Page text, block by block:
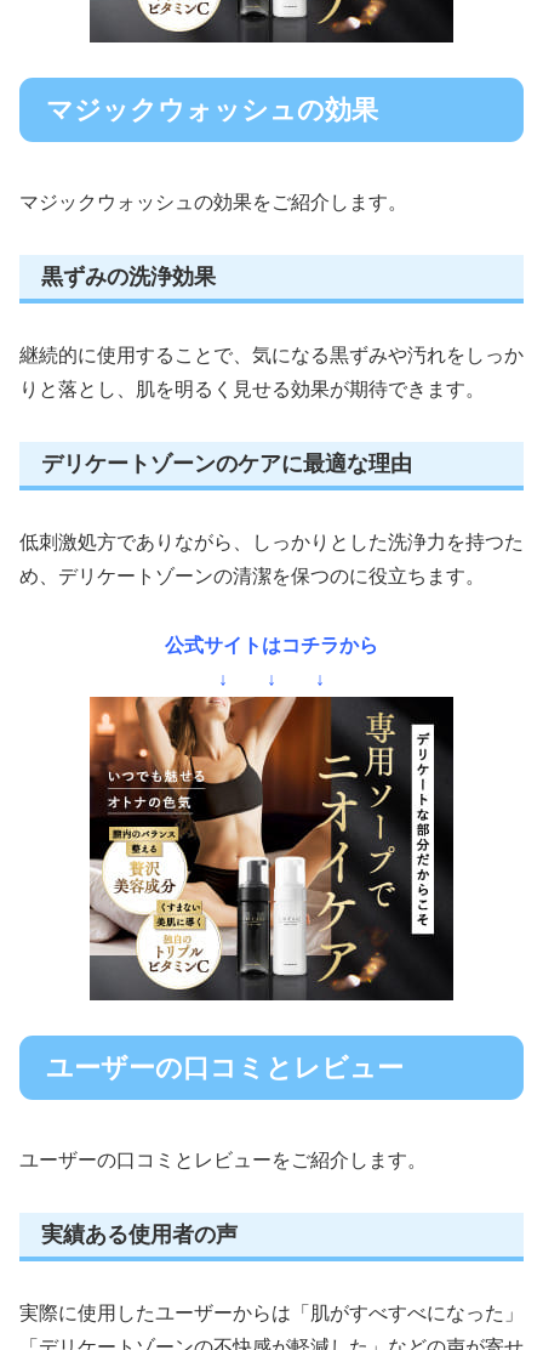
マジックウォッシュの効果
マジックウォッシュの効果をご紹介します。
黒ずみの洗浄効果
継続的に使用することで、気になる黒ずみや汚れをしっか
りと落とし、肌を明るく見せる効果が期待できます。
デリケートゾーンのケアに最適な理由
低刺激処方でありながら、しっかりとした洗浄力を持つた
め、デリケートゾーンの清潔を保つのに役立ちます。
公式サイトはコチラから
↓ ↓ ↓
ユーザーの口コミとレビュー
ユーザーの口コミとレビューをご紹介します。
実績ある使用者の声
実際に使用したユーザーからは「肌がすべすべになった」